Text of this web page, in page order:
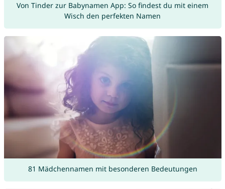
Von Tinder zur Babynamen App: So findest du mit einem
Wisch den perfekten Namen
81 Mädchennamen mit besonderen Bedeutungen